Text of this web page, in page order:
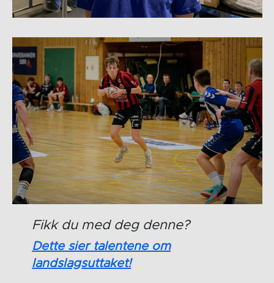
Fikk du med deg denne?
Dette sier talentene om
landslagsuttaket!